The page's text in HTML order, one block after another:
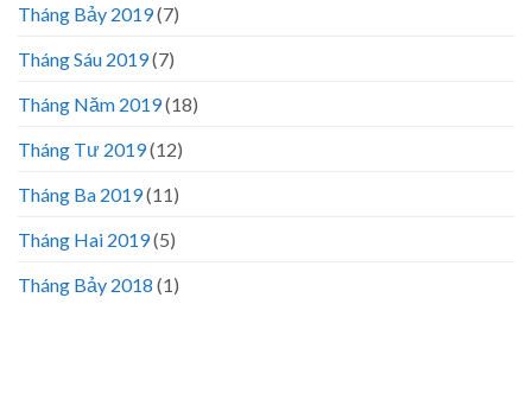
Tháng Bảy 2019(7)
Tháng Sáu 2019(7)
Tháng Năm 2019(18)
Tháng Tư 2019(12)
Tháng Ba 2019(11)
Tháng Hai 2019(5)
Tháng Bảy 2018 (1)